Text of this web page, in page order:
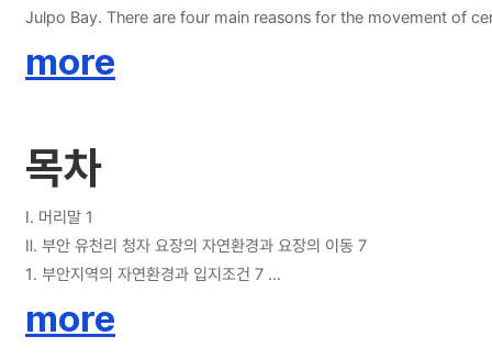
인된 건물지들은 모두 건물지라고 명명하였지만 담당하고 있는 기능과
적인 양질의 청자를 생산할 수 있게 된 이유가 가마와 건물지, 공방지 간
역 일대에서 확인된 건물지들을 중심으로 고찰하였다. 가마의 구조와
바탕이 되었기에 강진과 함께 최고급의 상감청자를 생산할 수 있었던
Julpo Bay. There are four main reasons for the movement of
Gochang area moved and operated the celadon system in the
to develop celadon ceramic technology through changes in
ashes produced in the combustion chamber in order to
opened from the fourth quarter of the 12th century to the 13th
late 12th century, it was interpreted as the inclined and
expanded from Jinseo-ri to Yucheon-ri, the natural
and the potter could gradually control the flames stably. The
more
목차
Ⅰ. 머리말 1
Ⅱ. 부안 유천리 청자 요장의 자연환경과 요장의 이동 7
1. 부안지역의 자연환경과 입지조건 7
2) 가마운영에 필요한 연료의 수급 9
more